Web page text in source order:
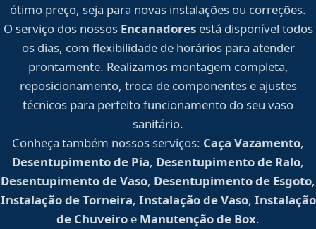
ótimo preço, seja para novas instalações ou correções.
O serviço dos nossos Encanadoresestá disponível todos
os dias, com flexibilidade de horários para atender
prontamente. Realizamos montagem completa,
reposicionamento, troca de componentes e ajustes
técnicos para perfeito funcionamento do seu vaso
sanitário.
Conheça também nossos serviços: Caça Vazamento,
Desentupimento de Pia, Desentupimento de Ralo,
Desentupimento de Vaso, Desentupimento de Esgoto,
Instalação de Torneira, Instalação de Vaso, Instalação
de Chuveiro e Manutenção de Box.